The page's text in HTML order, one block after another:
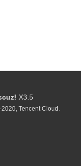
X3.5
Tencent Cloud.